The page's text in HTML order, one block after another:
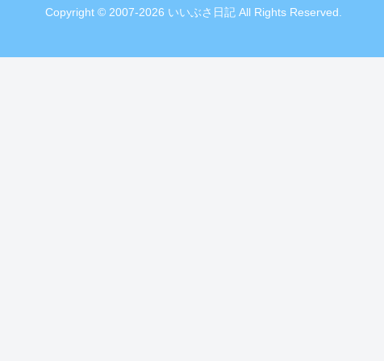
Copyright © 2007-2026 いいぶさ日記 All Rights Reserved.